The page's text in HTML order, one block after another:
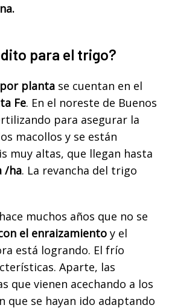
para el trigo?
planta se cuentan en el
Fe. En el noreste de Buenos
para asegurar la
macollos y se están
muy altas, que llegan hasta
/ha. La revancha del trigo
muchos años que no se
el enraizamiento y el
está logrando. El frío
Aparte, las
que vienen acechando a los
se hayan ido adaptando